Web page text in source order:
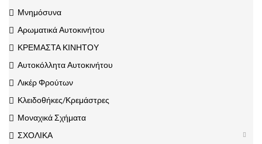
Μνημόσυνα
Αρωματικά Αυτοκινήτου
ΚΡΕΜΑΣΤΑ ΚΙΝΗΤΟΥ
Αυτοκόλλητα Αυτοκινήτου
Λικέρ Φρούτων
Κλειδοθήκες/Κρεμάστρες
Μοναχικά Σχήματα
ΣΧΟΛΙΚΑ